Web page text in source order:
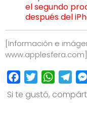
el segundo
después del
[Información e
www.applesfera.com]
FacebookTwitter
Si te gustó,